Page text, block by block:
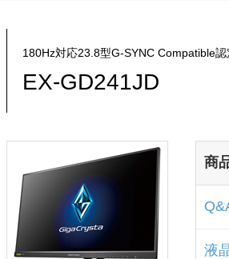
180Hz対応23.8型G-SYNC Compatible
EX-GD241JD
商
液